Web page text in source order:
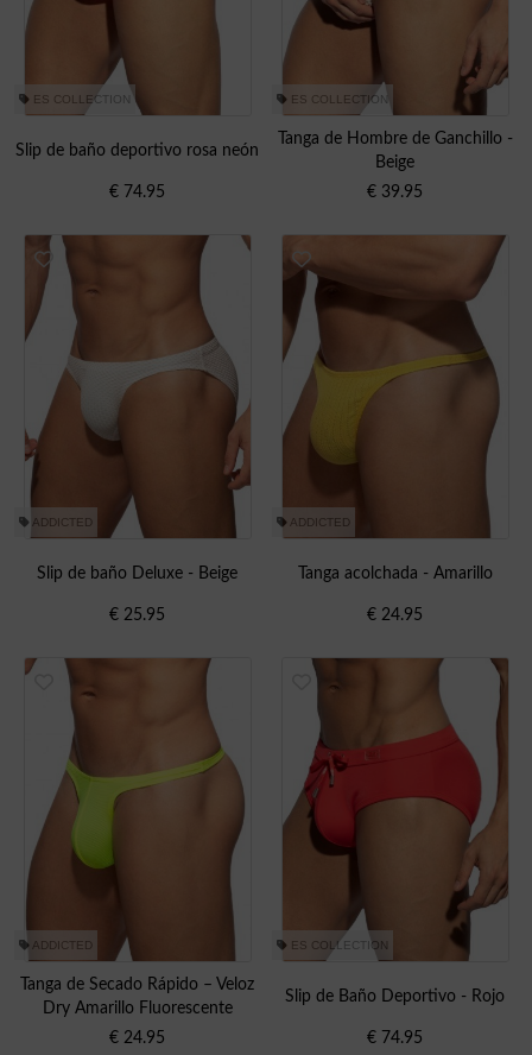
ES COLLECTION
Slip de baño deportivo rosa neón
€ 74.95
ES COLLECTION
Tanga de Hombre de Ganchillo -
Beige
€ 39.95
ADDICTED
Slip de baño Deluxe - Beige
€ 25.95
ADDICTED
Tanga acolchada - Amarillo
€ 24.95
ADDICTED
Tanga de Secado Rápido – Veloz
Dry Amarillo Fluorescente
€ 24.95
ES COLLECTION
Slip de Baño Deportivo - Rojo
€ 74.95